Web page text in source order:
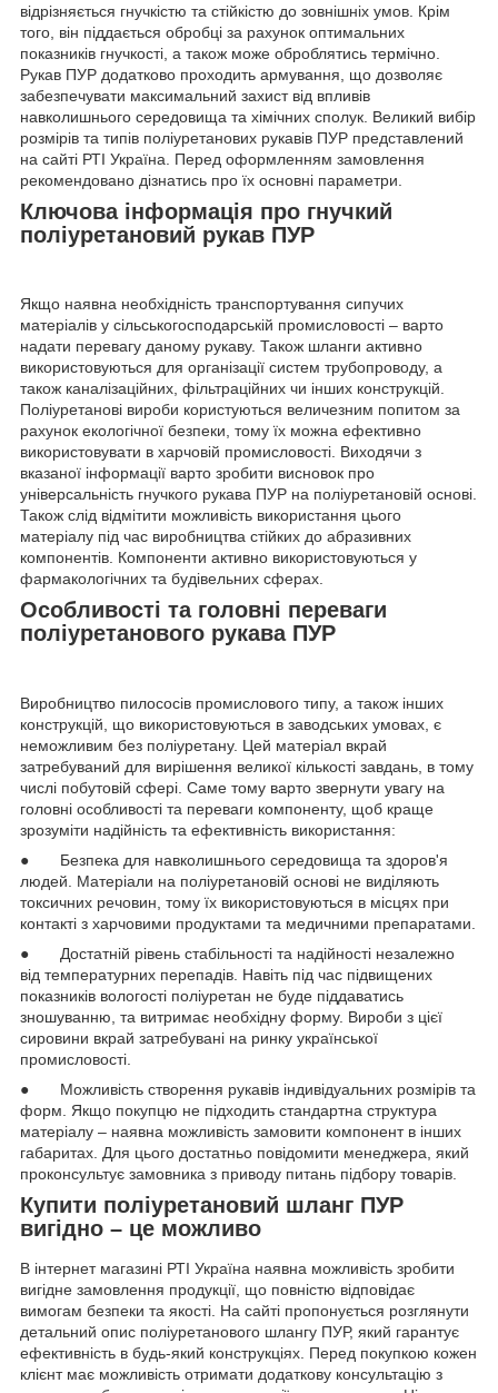
відрізняється гнучкістю та стійкістю до зовнішніх умов. Крім
того, він піддається обробці за рахунок оптимальних
показників гнучкості, а також може оброблятись термічно.
Рукав ПУР додатково проходить армування, що дозволяє
забезпечувати максимальний захист від впливів
навколишнього середовища та хімічних сполук. Великий вибір
розмірів та типів поліуретанових рукавів ПУР представлений
на сайті РТІ Україна. Перед оформленням замовлення
рекомендовано дізнатись про їх основні параметри.
Ключова інформація про гнучкий
поліуретановий рукав ПУР
Якщо наявна необхідність транспортування сипучих
матеріалів у сільськогосподарській промисловості – варто
надати перевагу даному рукаву. Також шланги активно
використовуються для організації систем трубопроводу, а
також каналізаційних, фільтраційних чи інших конструкцій.
Поліуретанові вироби користуються величезним попитом за
рахунок екологічної безпеки, тому їх можна ефективно
використовувати в харчовій промисловості. Виходячи з
вказаної інформації варто зробити висновок про
універсальність гнучкого рукава ПУР на поліуретановій основі.
Також слід відмітити можливість використання цього
матеріалу під час виробництва стійких до абразивних
компонентів. Компоненти активно використовуються у
фармакологічних та будівельних сферах.
Особливості та головні переваги
поліуретанового рукава ПУР
Виробництво пилососів промислового типу, а також інших
конструкцій, що використовуються в заводських умовах, є
неможливим без поліуретану. Цей матеріал вкрай
затребуваний для вирішення великої кількості завдань, в тому
числі побутовій сфері. Саме тому варто звернути увагу на
головні особливості та переваги компоненту, щоб краще
зрозуміти надійність та ефективність використання:
● Безпека для навколишнього середовища та здоров'я
людей. Матеріали на поліуретановій основі не виділяють
токсичних речовин, тому їх використовуються в місцях при
контакті з харчовими продуктами та медичними препаратами.
● Достатній рівень стабільності та надійності незалежно
від температурних перепадів. Навіть під час підвищених
показників вологості поліуретан не буде піддаватись
зношуванню, та витримає необхідну форму. Вироби з цієї
сировини вкрай затребувані на ринку української
промисловості.
● Можливість створення рукавів індивідуальних розмірів та
форм. Якщо покупцю не підходить стандартна структура
матеріалу – наявна можливість замовити компонент в інших
габаритах. Для цього достатньо повідомити менеджера, який
проконсультує замовника з приводу питань підбору товарів.
Купити поліуретановий шланг ПУР
вигідно – це можливо
В інтернет магазині РТІ Україна наявна можливість зробити
вигідне замовлення продукції, що повністю відповідає
вимогам безпеки та якості. На сайті пропонується розглянути
детальний опис поліуретанового шлангу ПУР, який гарантує
ефективність в будь-який конструкціях. Перед покупкою кожен
клієнт має можливість отримати додаткову консультацію з